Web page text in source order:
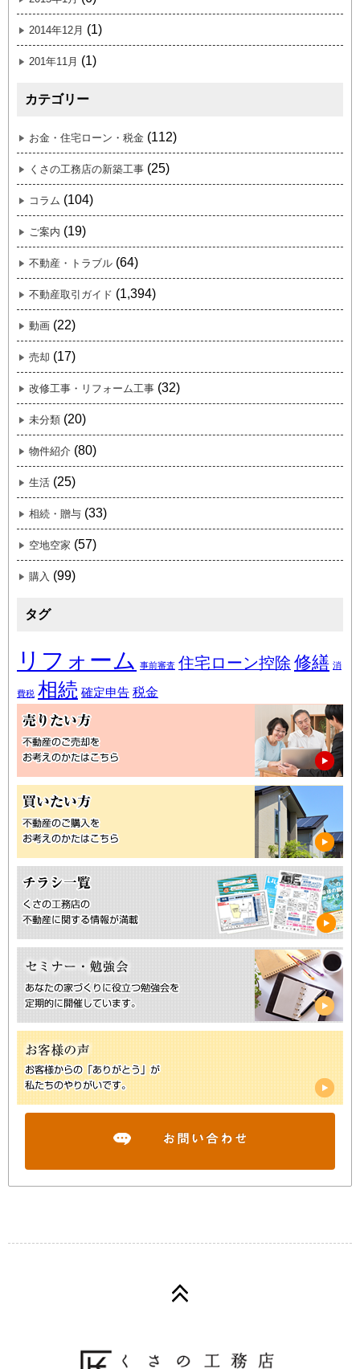
2014年12月 (1)
201年11月 (1)
カテゴリー
お金・住宅ローン・税金 (112)
くさの工務店の新築工事 (25)
コラム (104)
ご案内 (19)
不動産・トラブル (64)
不動産取引ガイド (1,394)
動画 (22)
売却 (17)
改修工事・リフォーム工事 (32)
未分類 (20)
物件紹介 (80)
生活 (25)
相続・贈与 (33)
空地空家 (57)
購入 (99)
タグ
リフォーム 事前審査 住宅ローン控除 修繕 消
費税 相続 確定申告 税金